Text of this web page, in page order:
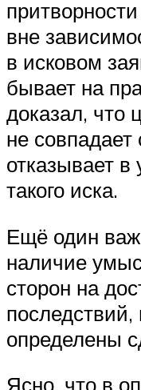
вне
в исковом
бывает на
доказал, что
не
отказывает в
такого иска.
Ещё один
наличие
сторон на
определены
Ясно, что в